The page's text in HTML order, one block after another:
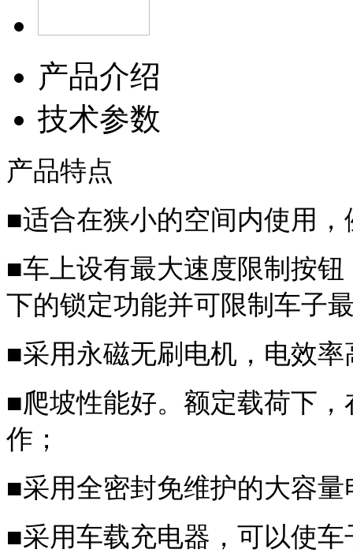
产品介绍
技术参数
产品特点
■适合在狭小的空间内使用
■车上设有最大速度限制按
下的锁定功能并可限制车子
■采用永磁无刷电机，电效
■爬坡性能好。额定载荷下，
作；
■采用全密封免维护的大容量
■采用车载充电器，可以使